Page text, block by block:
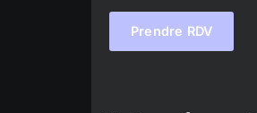
Prendre RDV